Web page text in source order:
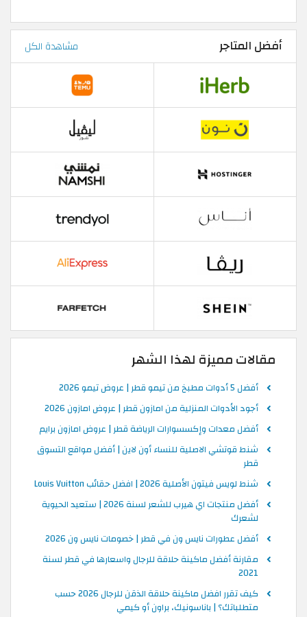
أفضل المتاجر مشاهدة الكل
مقالات مميزة لهذا الشهر
أفضل 5 أدوات مطبخ من تيمو قطر | عروض تيمو 2026
أجود الأدوات المنزلية من امازون قطر | عروض امازون 2026
أفضل معدات وإكسسوارات الرياضة قطر | عروض امازون برايم
شنط قوتشي الاصلية للنساء أون لاين | أفضل مواقع التسوق
قطر
شنط لويس فيتون الأصلية 2026 | افضل حقائب Louis Vuitton
أفضل منتجات اي هيرب للشعر لسنة 2026 | ستعيد الحيوية
لشعرك
أفضل عطورات نايس ون في قطر | خصومات نايس ون 2026
مقارنة أفضل ماكينة حلاقة للرجال واسعارها في قطر لسنة
2021
كيف تقرر افضل ماكينة حلاقة الذقن للرجال 2026 حسب
متطلباتك؟ | باناسونيك، براون أو كيمي